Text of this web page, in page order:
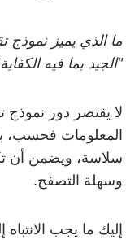
ما الذي يميز نموذج
"الجيد بما فيه
لا يقتصر دور نموذج
المعلومات فحسب،
سلاسة، ويضمن أن
وسهلة التصفح.
إليك ما يجب الانتباه